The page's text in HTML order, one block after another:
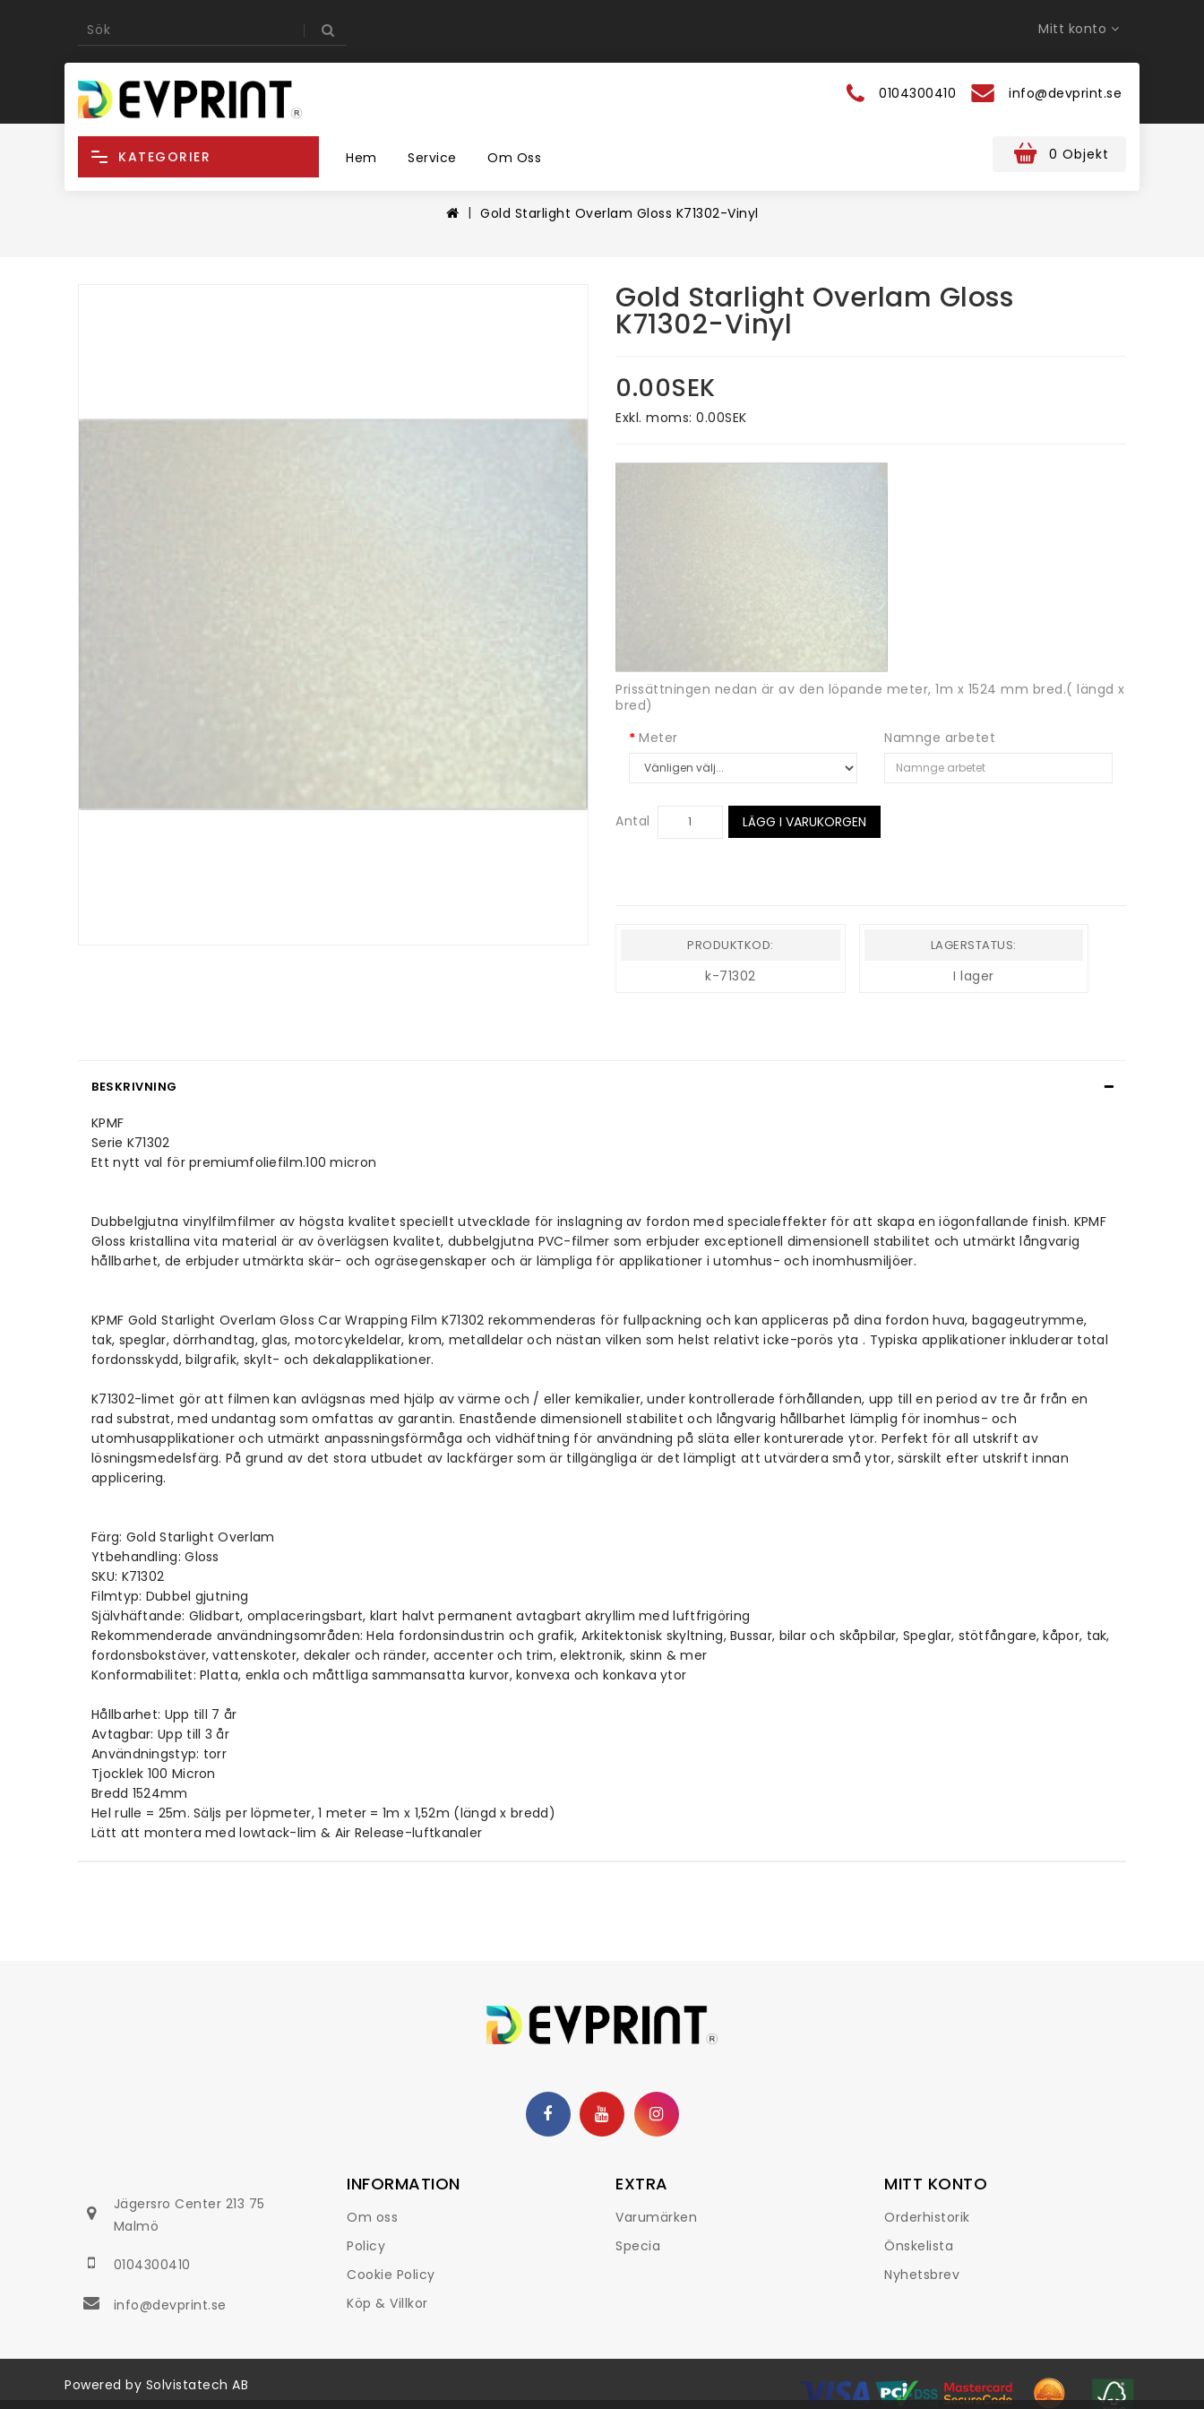
Mitt konto
0104300410 info@devprint.se
0 Objekt
KATEGORIER Hem Service Om Oss
Gold Starlight Overlam Gloss K71302-Vinyl
Gold Starlight Overlam Gloss
K71302-Vinyl
0.00SEK
Exkl. moms: 0.00SEK
Prissättningen nedan är av den löpande meter, 1m x 1524 mm bred.( längd x
bred)
Meter
Namnge arbetet
Antal LÄGG I VARUKORGEN
PRODUKTKOD:
k-71302
LAGERSTATUS:
I lager
BESKRIVNING
KPMF
Serie K71302
Ett nytt val för premiumfoliefilm.100 micron
Dubbelgjutna vinylfilmfilmer av högsta kvalitet speciellt utvecklade för inslagning av fordon med specialeffekter för att skapa en iögonfallande finish. KPMF
Gloss kristallina vita material är av överlägsen kvalitet, dubbelgjutna PVC-filmer som erbjuder exceptionell dimensionell stabilitet och utmärkt långvarig
hållbarhet, de erbjuder utmärkta skär- och ogräsegenskaper och är lämpliga för applikationer i utomhus- och inomhusmiljöer.
KPMF Gold Starlight Overlam GlossCar Wrapping Film K71302 rekommenderas för fullpackning och kan appliceras på dina fordon huva, bagageutrymme,
tak, speglar, dörrhandtag, glas, motorcykeldelar, krom, metalldelar och nästan vilken som helst relativt icke-porös yta . Typiska applikationer inkluderar total
fordonsskydd, bilgrafik, skylt- och dekalapplikationer.
K71302-limet gör att filmen kan avlägsnas med hjälp av värme och / eller kemikalier, under kontrollerade förhållanden, upp till en period av tre år från en
rad substrat, med undantag som omfattas av garantin. Enastående dimensionell stabilitet och långvarig hållbarhet lämplig för inomhus- och
utomhusapplikationer och utmärkt anpassningsförmåga och vidhäftning för användning på släta eller konturerade ytor. Perfekt för all utskrift av
lösningsmedelsfärg. På grund av det stora utbudet av lackfärger som är tillgängliga är det lämpligt att utvärdera små ytor, särskilt efter utskrift innan
applicering.
Färg: Gold Starlight Overlam
Ytbehandling: Gloss
SKU: K71302
Filmtyp: Dubbel gjutning
Självhäftande: Glidbart, omplaceringsbart, klart halvt permanent avtagbart akryllim med luftfrigöring
Rekommenderade användningsområden: Hela fordonsindustrin och grafik, Arkitektonisk skyltning, Bussar, bilar och skåpbilar, Speglar, stötfångare, kåpor, tak,
fordonsbokstäver, vattenskoter, dekaler och ränder, accenter och trim, elektronik, skinn & mer
Konformabilitet: Platta, enkla och måttliga sammansatta kurvor, konvexa och konkava ytor
Hållbarhet: Upp till 7 år
Avtagbar: Upp till 3 år
Användningstyp: torr
Tjocklek 100 Micron
Bredd 1524mm
Hel rulle = 25m. Säljs per löpmeter, 1 meter = 1m x 1,52m (längd x bredd)
Lätt att montera med lowtack-lim & Air Release-luftkanaler
Jägersro Center 213 75
Malmö
0104300410
info@devprint.se
INFORMATION
Om oss
Policy
Cookie Policy
Köp & Villkor
EXTRA
Varumärken
Specia
MITT KONTO
Orderhistorik
Önskelista
Nyhetsbrev
Powered by Solvistatech AB